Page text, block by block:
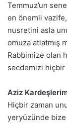
Temmuz’un
en önemli
nusretini asla
omuza atlatmış
Rabbimize olan
secdemizi hiçbir
Aziz
Hiçbir zaman
yeryüzünde bize